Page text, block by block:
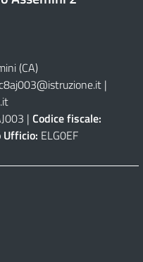
(CA)
|
| Codice fiscale:
Ufficio: ELG0EF